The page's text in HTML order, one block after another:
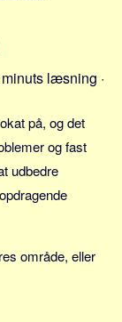
læsning ·
på, og det
og fast
udbedre
område, eller